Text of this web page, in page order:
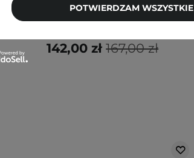
1751
167,00 zł
142,00 zł
POTWIERDZAM WSZYSTKIE